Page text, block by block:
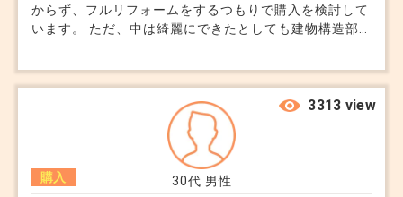
からず、フルリフォームをするつもりで購入を検討して
います。 ただ、中は綺麗にできたとしても建物構造部
ギリギリ新耐震の物件ではありますが、この築年数のマ
ンションに35年ローンを組むことに迷いがあります。
やめておいた方が良いでしょうか。注意点等あれば教え
30代 男性
購入
3313 view